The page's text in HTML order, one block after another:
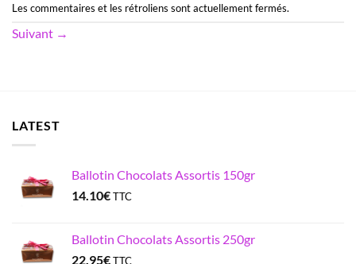
Les commentaires et les rétroliens sont actuellement fermés.
Suivant →
LATEST
Ballotin Chocolats Assortis 150gr
14.10€TTC
Ballotin Chocolats Assortis 250gr
22.95€TTC